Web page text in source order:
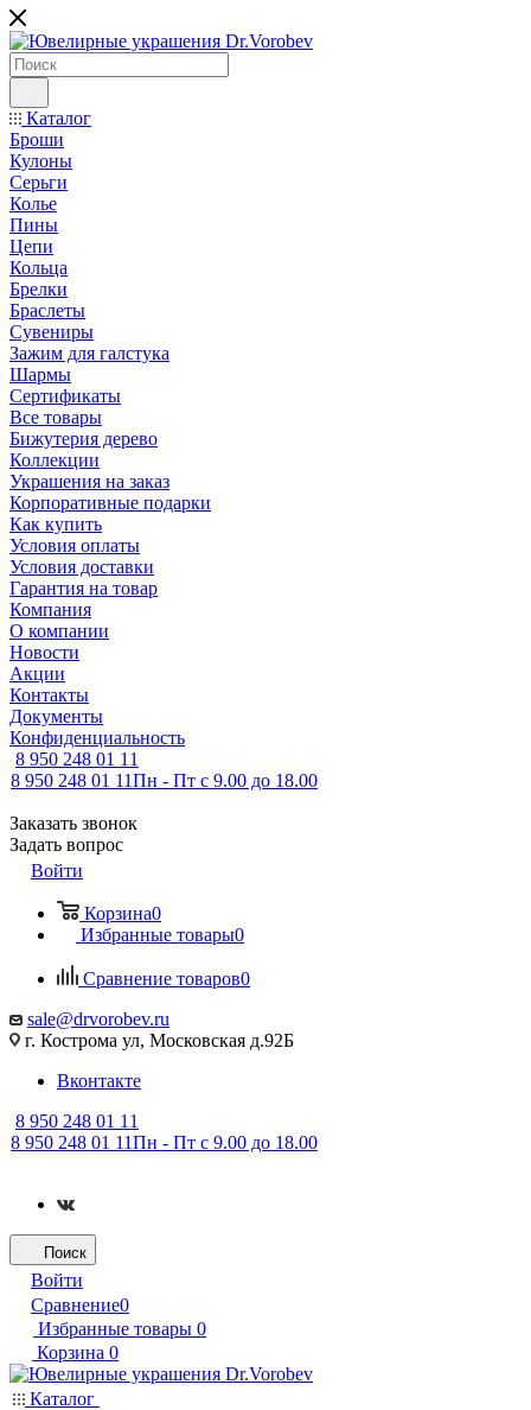
Каталог
Броши
Кулоны
Серьги
Колье
Пины
Цепи
Кольца
Брелки
Браслеты
Сувениры
Зажим для галстука
Шармы
Сертификаты
Все товары
Бижутерия дерево
Коллекции
Украшения на заказ
Корпоративные подарки
Как купить
Условия оплаты
Условия доставки
Гарантия на товар
Компания
О компании
Новости
Акции
Контакты
Документы
Конфиденциальность
8 950 248 01 11
8 950 248 01 11Пн - Пт с 9.00 до 18.00
Заказать звонок
Задать вопрос
Войти
Корзина0
Избранные товары0
Сравнение товаров0
sale@drvorobev.ru
г. Кострома ул, Московская д.92Б
Вконтакте
8 950 248 01 11
8 950 248 01 11Пн - Пт с 9.00 до 18.00
Поиск
Войти
Сравнение0
Избранные товары 0
Корзина 0
Каталог